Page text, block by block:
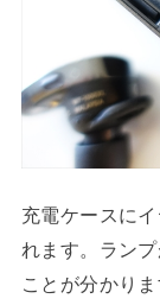
充電ケースに
れます。ラン
ことが分かりま